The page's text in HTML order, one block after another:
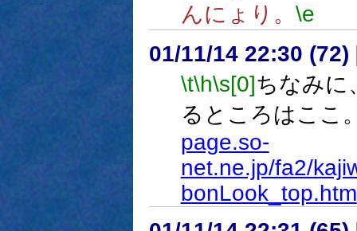
んにょり。 \e
01/11/14 22:30 (72)
\t\h\s[0]ちなみに
るところはここ
page.so-
net.ne.jp/fa2/
bonLook_top.htm